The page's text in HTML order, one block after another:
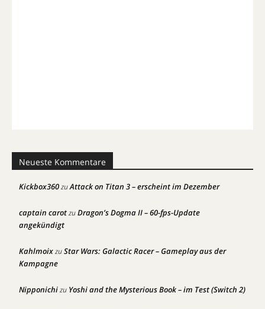
Neueste Kommentare
Kickbox360zuAttack on Titan 3 – erscheint im Dezember
captain carotzuDragon’s Dogma II – 60-fps-Update
angekündigt
KahlmoixzuStar Wars: Galactic Racer – Gameplay aus der
Kampagne
Nipponichizu Yoshi and the Mysterious Book – im Test (Switch 2)